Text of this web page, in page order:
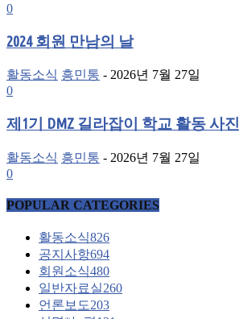
0
2024 회원 만남의 날
활동소식 흥민통 - 2026년 7월 27일
0
제1기 DMZ 길라잡이 학교 활동 사진
활동소식 흥민통 - 2026년 7월 27일
0
POPULAR CATEGORIES
활동소식826
공지사항694
회원소식480
일반자료실260
언론보도203